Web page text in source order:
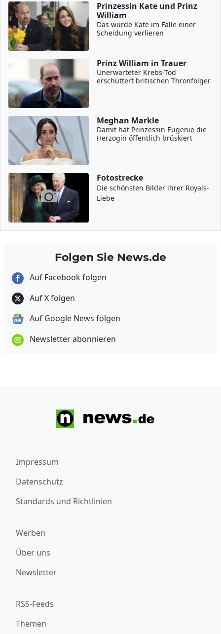
Prinzessin Kate und Prinz
William
Das würde Kate im Falle einer
Scheidung verlieren
Prinz William in Trauer
Unerwarteter Krebs-Tod
erschüttert britischen Thronfolger
Meghan Markle
Damit hat Prinzessin Eugenie die
Herzogin öffentlich brüskiert
Fotostrecke
Die schönsten Bilder ihrer Royals-
Liebe
Folgen Sie News.de
Auf Facebook folgen
Auf X folgen
Auf Google News folgen
Newsletter abonnieren
Impressum
Datenschutz
Standards und Richtlinien
Werben
Über uns
Newsletter
RSS-Feeds
Themen